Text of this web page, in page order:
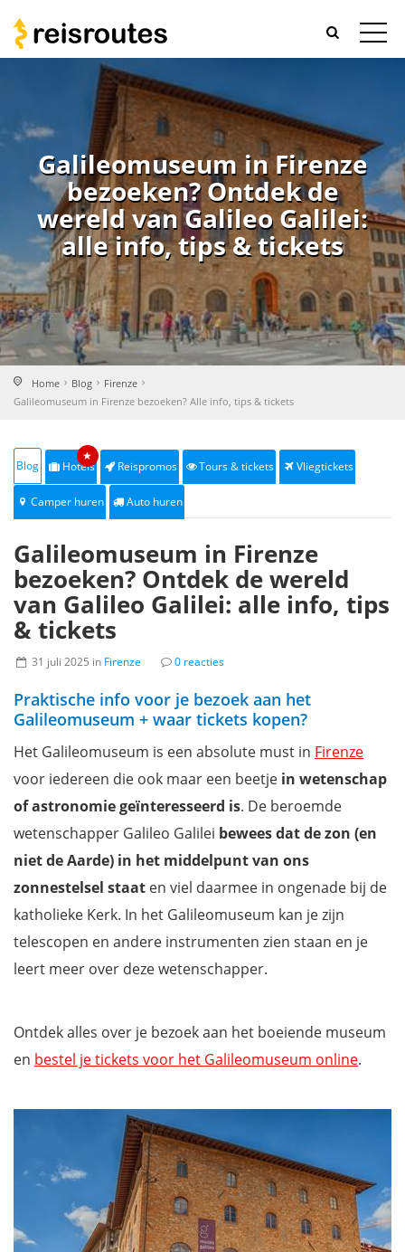
Galileomuseum in Firenze
bezoeken? Ontdek de
wereld van Galileo Galilei:
alle info, tips & tickets
Home Blog
Firenze
Galileomuseum in Firenze bezoeken? Alle info, tips & tickets
Blog Hotels
★
Reispromos Tours & tickets Vliegtickets
Camper huren Auto huren
Galileomuseum in Firenze
bezoeken? Ontdek de wereld
van Galileo Galilei: alle info, tips
& tickets
31 juli 2025 in Firenze 0 reacties
Praktische info voor je bezoek aan het
Galileomuseum + waar tickets kopen?
Het Galileomuseum is een absolute must in Firenze
voor iedereen die ook maar een beetje in wetenschap
of astronomie geïnteresseerd is. De beroemde
wetenschapper Galileo Galilei bewees dat de zon (en
niet de Aarde) in het middelpunt van ons
zonnestelsel staat en viel daarmee in ongenade bij de
katholieke Kerk. In het Galileomuseum kan je zijn
telescopen en andere instrumenten zien staan en je
leert meer over deze wetenschapper.
Ontdek alles over je bezoek aan het boeiende museum
en bestel je tickets voor het Galileomuseum online.